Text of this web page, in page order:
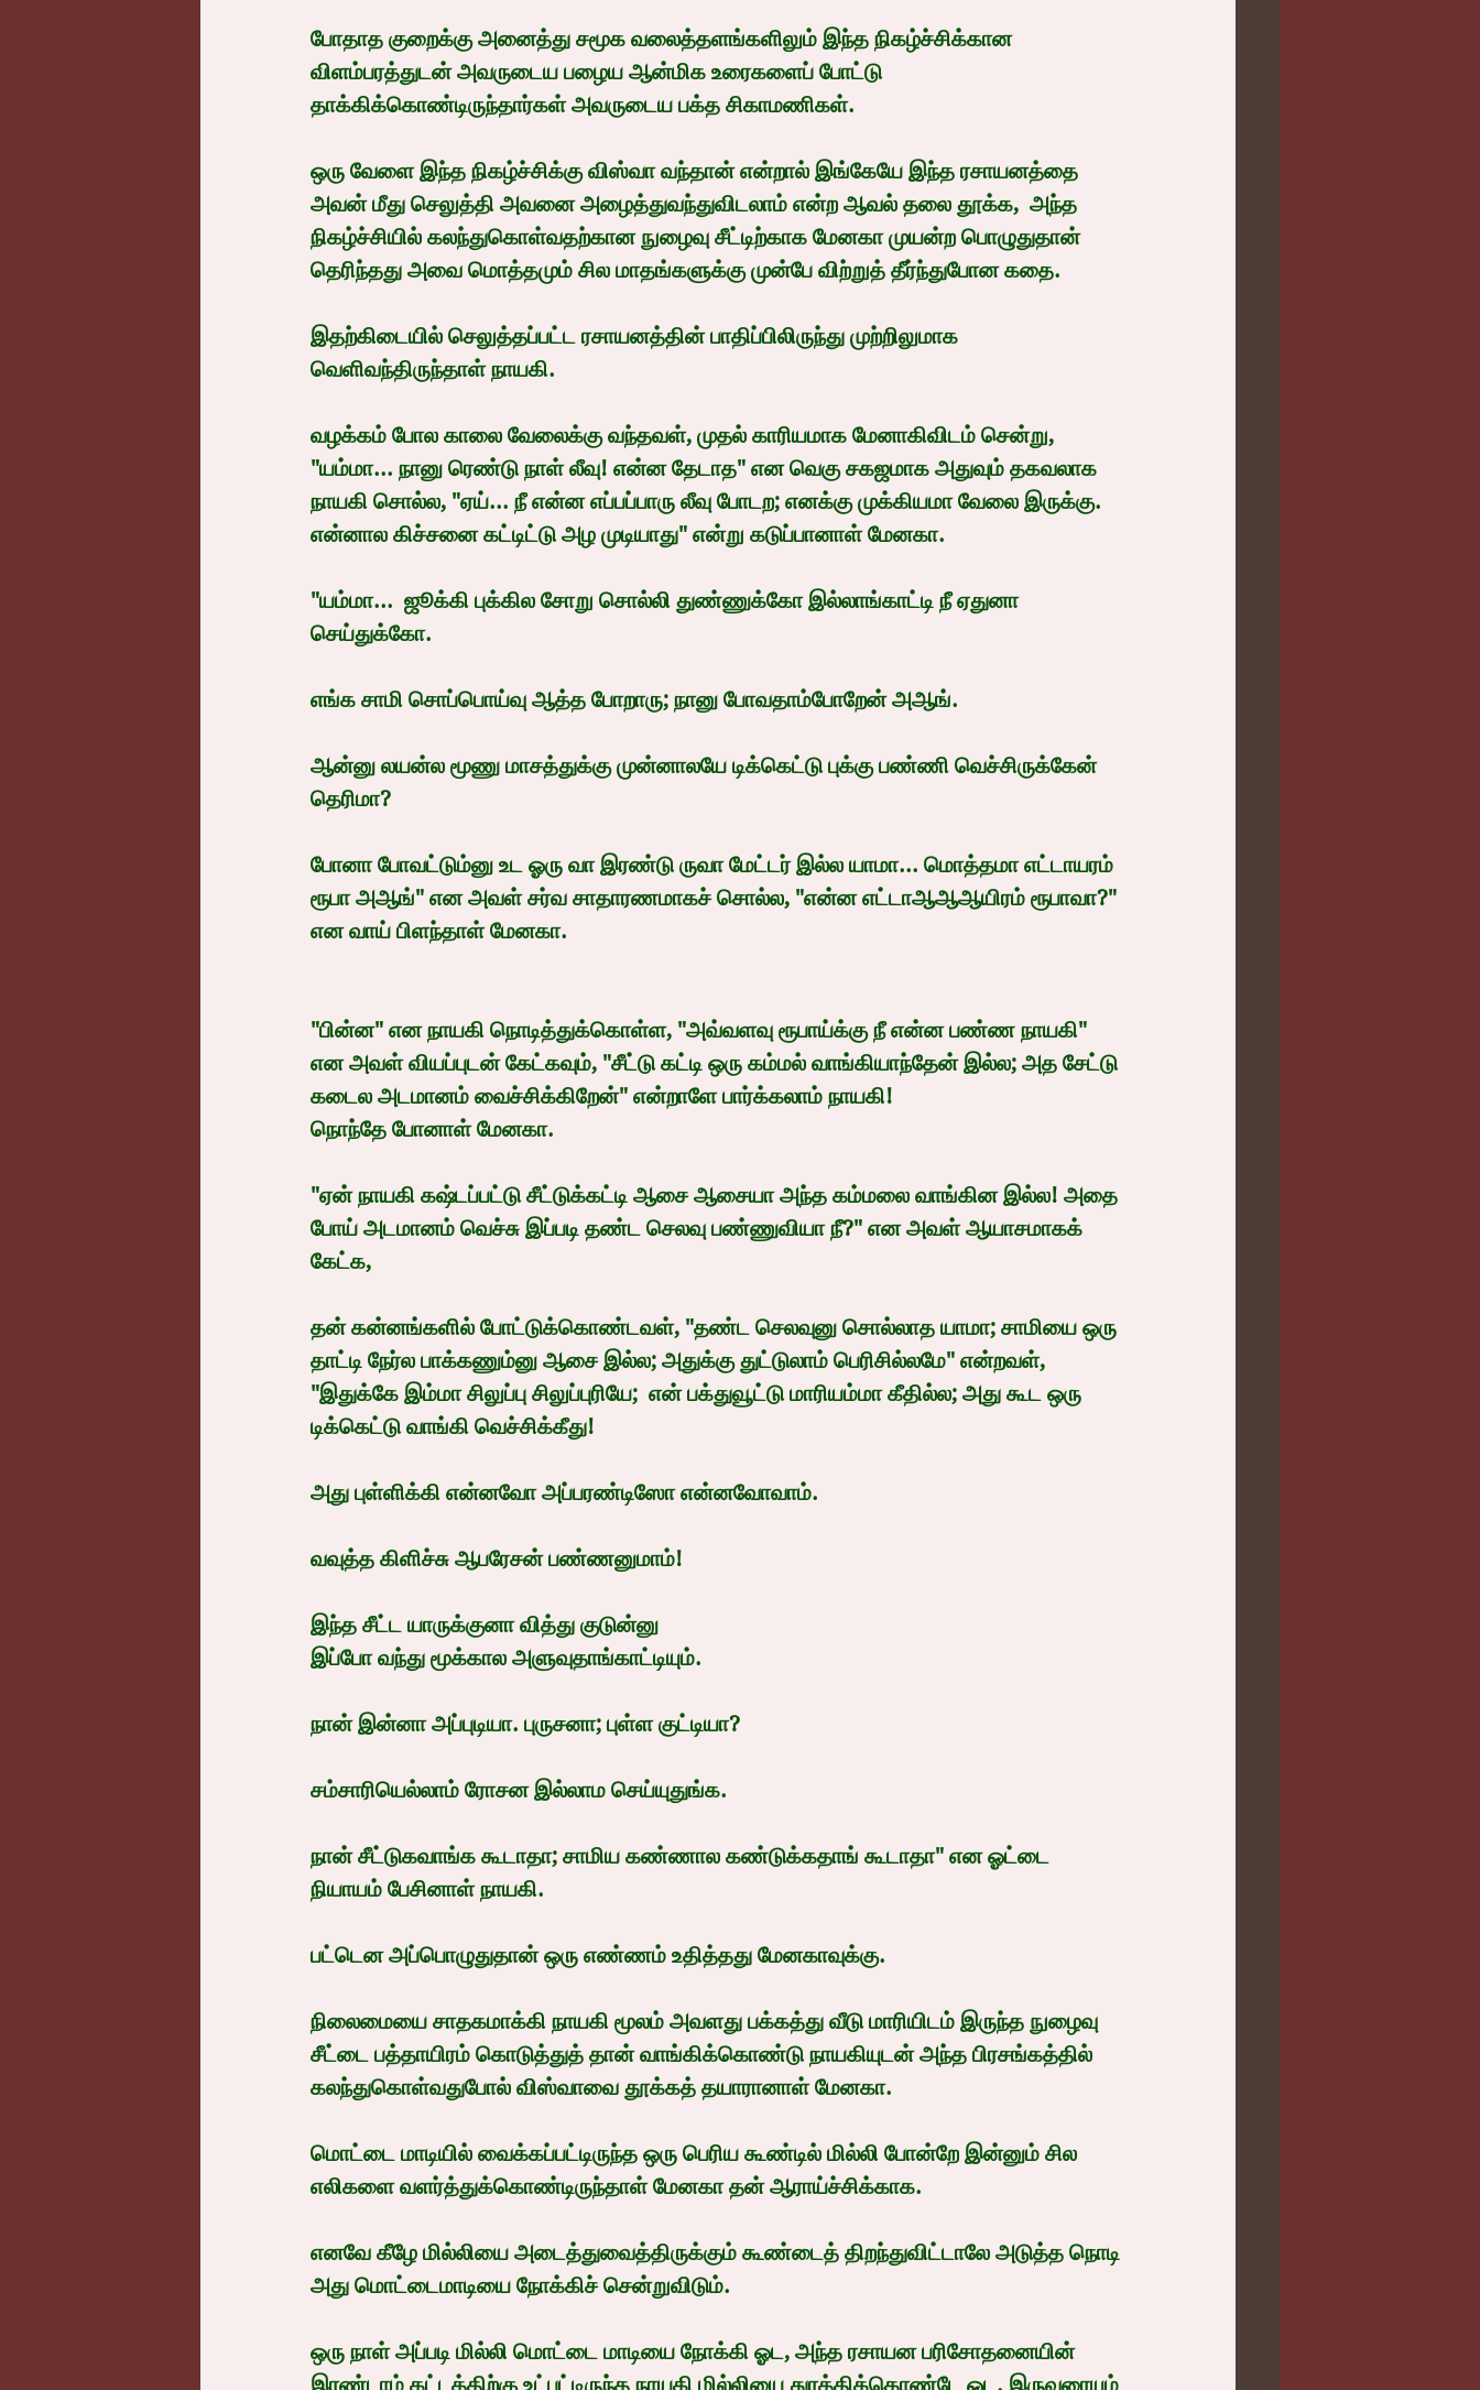
போதாத குறைக்கு அனைத்து சமூக வலைத்தளங்களிலும் இந்த நிகழ்ச்சிக்கான
விளம்பரத்துடன் அவருடைய பழைய ஆன்மிக உரைகளைப் போட்டு
தாக்கிக்கொண்டிருந்தார்கள் அவருடைய பக்த சிகாமணிகள்.
ஒரு வேளை இந்த நிகழ்ச்சிக்கு விஸ்வா வந்தான் என்றால் இங்கேயே இந்த ரசாயனத்தை
அவன் மீது செலுத்தி அவனை அழைத்துவந்துவிடலாம் என்ற ஆவல் தலை தூக்க,  அந்த
நிகழ்ச்சியில் கலந்துகொள்வதற்கான நுழைவு சீட்டிற்காக மேனகா முயன்ற பொழுதுதான்
தெரிந்தது அவை மொத்தமும் சில மாதங்களுக்கு முன்பே விற்றுத் தீர்ந்துபோன கதை.
இதற்கிடையில் செலுத்தப்பட்ட ரசாயனத்தின் பாதிப்பிலிருந்து முற்றிலுமாக
வெளிவந்திருந்தாள் நாயகி.
வழக்கம் போல காலை வேலைக்கு வந்தவள், முதல் காரியமாக மேனாகிவிடம் சென்று,
"யம்மா... நானு ரெண்டு நாள் லீவு! என்ன தேடாத" என வெகு சகஜமாக அதுவும் தகவலாக
நாயகி சொல்ல, "ஏய்... நீ என்ன எப்பப்பாரு லீவு போடற; எனக்கு முக்கியமா வேலை இருக்கு.
என்னால கிச்சனை கட்டிட்டு அழ முடியாது" என்று கடுப்பானாள் மேனகா.
"யம்மா...  ஜூக்கி புக்கில சோறு சொல்லி துண்ணுக்கோ இல்லாங்காட்டி நீ ஏதுனா
செய்துக்கோ.
எங்க சாமி சொப்பொய்வு ஆத்த போறாரு; நானு போவதாம்போறேன் அஆங்.
ஆன்னு லயன்ல மூணு மாசத்துக்கு முன்னாலயே டிக்கெட்டு புக்கு பண்ணி வெச்சிருக்கேன்
தெரிமா?
போனா போவட்டும்னு உட ஓரு வா இரண்டு ருவா மேட்டர் இல்ல யாமா... மொத்தமா எட்டாயரம்
ரூபா அஆங்" என அவள் சர்வ சாதாரணமாகச் சொல்ல, "என்ன எட்டாஆஆஆயிரம் ரூபாவா?"
என வாய் பிளந்தாள் மேனகா.
"பின்ன" என நாயகி நொடித்துக்கொள்ள, "அவ்வளவு ரூபாய்க்கு நீ என்ன பண்ண நாயகி"
என அவள் வியப்புடன் கேட்கவும், "சீட்டு கட்டி ஒரு கம்மல் வாங்கியாந்தேன் இல்ல; அத சேட்டு
கடைல அடமானம் வைச்சிக்கிறேன்" என்றாளே பார்க்கலாம் நாயகி!
நொந்தே போனாள் மேனகா.
"ஏன் நாயகி கஷ்டப்பட்டு சீட்டுக்கட்டி ஆசை ஆசையா அந்த கம்மலை வாங்கின இல்ல! அதை
போய் அடமானம் வெச்சு இப்படி தண்ட செலவு பண்ணுவியா நீ?" என அவள் ஆயாசமாகக்
கேட்க,
தன் கன்னங்களில் போட்டுக்கொண்டவள், "தண்ட செலவுனு சொல்லாத யாமா; சாமியை ஒரு
தாட்டி நேர்ல பாக்கணும்னு ஆசை இல்ல; அதுக்கு துட்டுலாம் பெரிசில்லமே" என்றவள்,
"இதுக்கே இம்மா சிலுப்பு சிலுப்புரியே;  என் பக்துவூட்டு மாரியம்மா கீதில்ல; அது கூட ஒரு
டிக்கெட்டு வாங்கி வெச்சிக்கீது!
அது புள்ளிக்கி என்னவோ அப்பரண்டிஸோ என்னவோவாம்.
வவுத்த கிளிச்சு ஆபரேசன் பண்ணனுமாம்!
இந்த சீட்ட யாருக்குனா வித்து குடுன்னு
இப்போ வந்து மூக்கால அளுவுதாங்காட்டியும்.
நான் இன்னா அப்புடியா. புருசனா; புள்ள குட்டியா?
சம்சாரியெல்லாம் ரோசன இல்லாம செய்யுதுங்க.
நான் சீட்டுகவாங்க கூடாதா; சாமிய கண்ணால கண்டுக்கதாங் கூடாதா" என ஓட்டை
நியாயம் பேசினாள் நாயகி.
பட்டென அப்பொழுதுதான் ஒரு எண்ணம் உதித்தது மேனகாவுக்கு.
நிலைமையை சாதகமாக்கி நாயகி மூலம் அவளது பக்கத்து வீடு மாரியிடம் இருந்த நுழைவு
சீட்டை பத்தாயிரம் கொடுத்துத் தான் வாங்கிக்கொண்டு நாயகியுடன் அந்த பிரசங்கத்தில்
கலந்துகொள்வதுபோல் விஸ்வாவை தூக்கத் தயாரானாள் மேனகா.
மொட்டை மாடியில் வைக்கப்பட்டிருந்த ஒரு பெரிய கூண்டில் மில்லி போன்றே இன்னும் சில
எலிகளை வளர்த்துக்கொண்டிருந்தாள் மேனகா தன் ஆராய்ச்சிக்காக.
எனவே கீழே மில்லியை அடைத்துவைத்திருக்கும் கூண்டைத் திறந்துவிட்டாலே அடுத்த நொடி
அது மொட்டைமாடியை நோக்கிச் சென்றுவிடும்.
ஒரு நாள் அப்படி மில்லி மொட்டை மாடியை நோக்கி ஓட, அந்த ரசாயன பரிசோதனையின்